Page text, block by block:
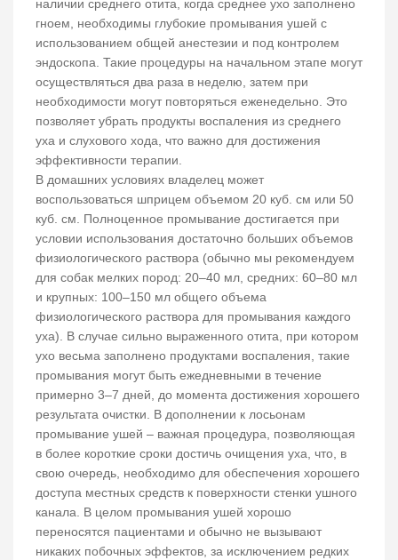
наличии среднего отита, когда среднее ухо заполнено
гноем, необходимы глубокие промывания ушей с
использованием общей анестезии и под контролем
эндоскопа. Такие процедуры на начальном этапе могут
осуществляться два раза в неделю, затем при
необходимости могут повторяться еженедельно. Это
позволяет убрать продукты воспаления из среднего
уха и слухового хода, что важно для достижения
эффективности терапии.
В домашних условиях владелец может
воспользоваться шприцем объемом 20 куб. см или 50
куб. см. Полноценное промывание достигается при
условии использования достаточно больших объемов
физиологического раствора (обычно мы рекомендуем
для собак мелких пород: 20–40 мл, средних: 60–80 мл
и крупных: 100–150 мл общего объема
физиологического раствора для промывания каждого
уха). В случае сильно выраженного отита, при котором
ухо весьма заполнено продуктами воспаления, такие
промывания могут быть ежедневными в течение
примерно 3–7 дней, до момента достижения хорошего
результата очистки. В дополнении к лосьонам
промывание ушей – важная процедура, позволяющая
в более короткие сроки достичь очищения уха, что, в
свою очередь, необходимо для обеспечения хорошего
доступа местных средств к поверхности стенки ушного
канала. В целом промывания ушей хорошо
переносятся пациентами и обычно не вызывают
никаких побочных эффектов, за исключением редких